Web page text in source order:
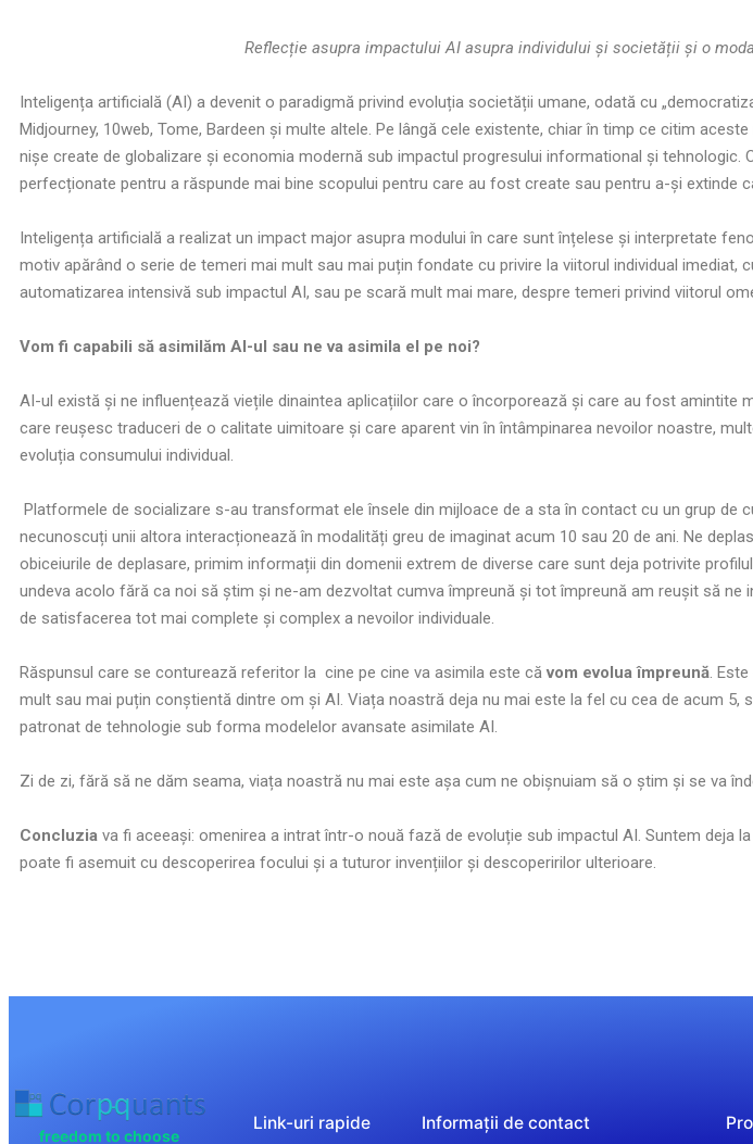
Reflecție asupra impactului AI asupra individului și societății și o
Inteligența artificială (AI) a devenit o paradigmă privind evoluția societății umane, odată cu
Midjourney, 10web, Tome, Bardeen și multe altele. Pe lângă cele existente, chiar în timp ce citim
nișe create de globalizare și economia modernă sub impactul progresului informational și tehnologic.
perfecționate pentru a răspunde mai bine scopului pentru care au fost create sau pentru a-și extinde
Inteligența artificială a realizat un impact major asupra modului în care sunt înțelese și interpretate
motiv apărând o serie de temeri mai mult sau mai puțin fondate cu privire la viitorul individual
automatizarea intensivă sub impactul AI, sau pe scară mult mai mare, despre temeri privind viitorul
Vom fi capabili să asimilăm AI-ul sau ne va asimila el pe noi?
AI-ul există și ne influențează viețile dinaintea aplicațiilor care o încorporează și care au fost amintite
care reușesc traduceri de o calitate uimitoare și care aparent vin în întâmpinarea nevoilor noastre,
evoluția consumului individual.
Platformele de socializare s-au transformat ele însele din mijloace de a sta în contact cu un grup de
necunoscuți unii altora interacționează în modalități greu de imaginat acum 10 sau 20 de ani. Ne
obiceiurile de deplasare, primim informații din domenii extrem de diverse care sunt deja potrivite
undeva acolo fără ca noi să știm și ne-am dezvoltat cumva împreună și tot împreună am reușit să ne
de satisfacerea tot mai complete și complex a nevoilor individuale.
Răspunsul care se conturează referitor la cine pe cine va asimila este căvom evolua împreună.
mult sau mai puțin conștientă dintre om și AI. Viața noastră deja nu mai este la fel cu cea de acum
patronat de tehnologie sub forma modelelor avansate asimilate AI.
Zi de zi, fără să ne dăm seama, viața noastră nu mai este așa cum ne obișnuiam să o știm și se va
Concluzia va fi aceeași: omenirea a intrat într-o nouă fază de evoluție sub impactul AI. Suntem deja
poate fi asemuit cu descoperirea focului și a tuturor invențiilor și descoperirilor ulterioare.
freedom to choose
Link-uri rapide Informații de contact